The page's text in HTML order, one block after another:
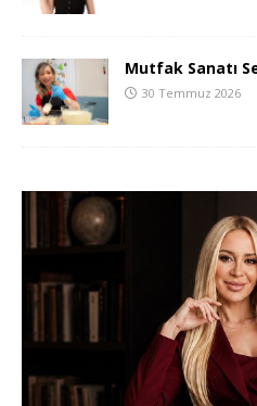
Mutfak Sanatı
30 Temmuz 2026